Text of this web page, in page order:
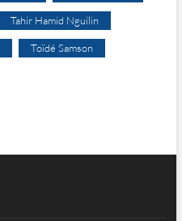
Tahir Hamid Nguilin
Toïdé Samson